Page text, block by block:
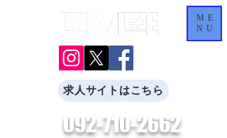
092-710-2662
ME
NU
求人サイトはこちら